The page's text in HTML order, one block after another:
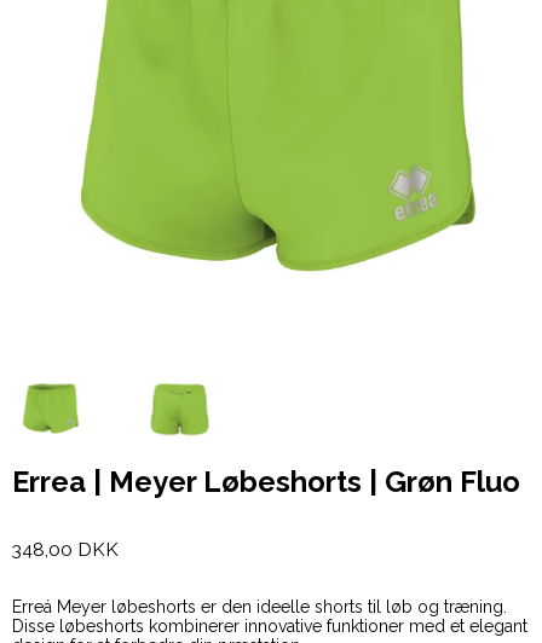
Errea | Meyer Løbeshorts | Grøn Fluo
348,00 DKK
Erreá Meyer løbeshorts er den ideelle shorts til løb og træning.
Disse løbeshorts kombinerer innovative funktioner med et elegant